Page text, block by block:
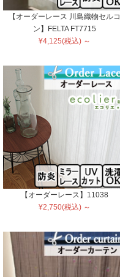
【オーダーレース 川島織物セルコ
ン】FELTA FT7715
¥4,125(税込) ～
【オーダーレース】11038
¥2,750(税込) ～